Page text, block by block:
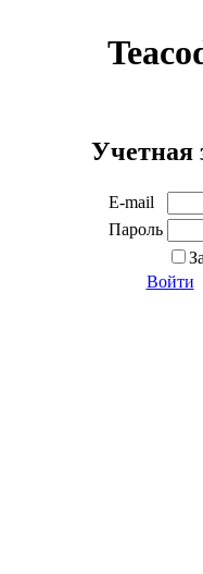
Учетная
E-mail
Пароль
Войти